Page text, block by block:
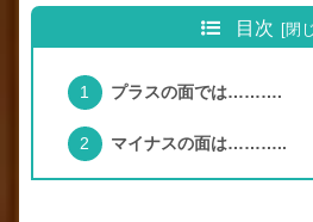
目次
プラスの面では……….
マイナスの面は………..